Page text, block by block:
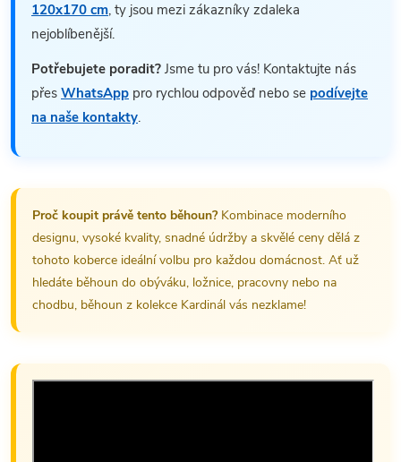
120x170 cm, ty jsou mezi zákazníky zdaleka
nejoblíbenější.
Potřebujete poradit? Jsme tu pro vás! Kontaktujte nás
přes WhatsApp pro rychlou odpověď nebo se podívejte
na naše kontakty.
Proč koupit právě tento běhoun?Kombinace moderního
designu, vysoké kvality, snadné údržby a skvělé ceny dělá z
tohoto koberce ideální volbu pro každou domácnost. Ať už
hledáte běhoun do obýváku, ložnice, pracovny nebo na
chodbu, běhoun z kolekce Kardinál vás nezklame!